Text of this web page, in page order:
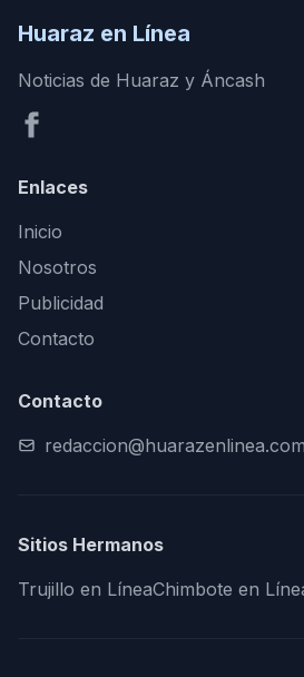
Huaraz en Línea
Noticias de Huaraz y Áncash
Enlaces
Inicio
Nosotros
Publicidad
Contacto
Contacto
redaccion@huarazenlinea.com
Sitios Hermanos
Trujillo en LíneaChimbote en